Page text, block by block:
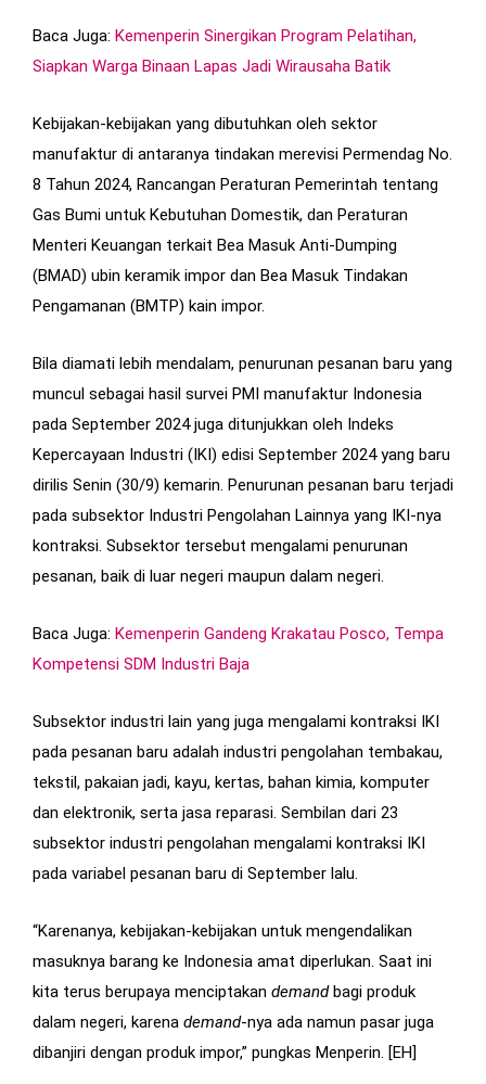
Baca Juga: Kemenperin Sinergikan Program Pelatihan,
Siapkan Warga Binaan Lapas Jadi Wirausaha Batik
Kebijakan-kebijakan yang dibutuhkan oleh sektor
manufaktur di antaranya tindakan merevisi Permendag No.
8 Tahun 2024, Rancangan Peraturan Pemerintah tentang
Gas Bumi untuk Kebutuhan Domestik, dan Peraturan
Menteri Keuangan terkait Bea Masuk Anti-Dumping
(BMAD) ubin keramik impor dan Bea Masuk Tindakan
Pengamanan (BMTP) kain impor.
Bila diamati lebih mendalam, penurunan pesanan baru yang
muncul sebagai hasil survei PMI manufaktur Indonesia
pada September 2024 juga ditunjukkan oleh Indeks
Kepercayaan Industri (IKI) edisi September 2024 yang baru
dirilis Senin (30/9) kemarin. Penurunan pesanan baru terjadi
pada subsektor Industri Pengolahan Lainnya yang IKI-nya
kontraksi. Subsektor tersebut mengalami penurunan
pesanan, baik di luar negeri maupun dalam negeri.
Baca Juga: Kemenperin Gandeng Krakatau Posco, Tempa
Kompetensi SDM Industri Baja
Subsektor industri lain yang juga mengalami kontraksi IKI
pada pesanan baru adalah industri pengolahan tembakau,
tekstil, pakaian jadi, kayu, kertas, bahan kimia, komputer
dan elektronik, serta jasa reparasi. Sembilan dari 23
subsektor industri pengolahan mengalami kontraksi IKI
pada variabel pesanan baru di September lalu.
“Karenanya, kebijakan-kebijakan untuk mengendalikan
masuknya barang ke Indonesia amat diperlukan. Saat ini
kita terus berupaya menciptakan demandbagi produk
dalam negeri, karena demand-nya ada namun pasar juga
dibanjiri dengan produk impor,” pungkas Menperin. [EH]